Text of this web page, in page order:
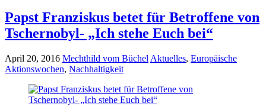
Papst Franziskus betet für Betroffene von
Tschernobyl- „Ich stehe Euch bei“
April 20, 2016 Mechthild vom Büchel Aktuelles, Europäische
Aktionswochen, Nachhaltigkeit